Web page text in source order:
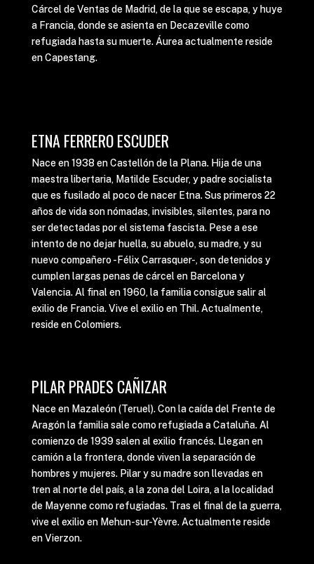
Cárcel de Ventas de Madrid, de la que se escapa, y huye
a Francia, donde se asienta en Decazeville como
refugiada hasta su muerte. Áurea actualmente reside
en Capestang.
ETNA FERRERO ESCUDER
Nace en 1938 en Castellón de la Plana. Hija de una
maestra libertaria, Matilde Escuder, y padre socialista
que es fusilado al poco de nacer Etna. Sus primeros 22
años de vida son nómadas, invisibles, silentes, para no
ser detectadas por el sistema fascista. Pese a ese
intento de no dejar huella, su abuelo, su madre, y su
nuevo compañero -Félix Carrasquer-, son detenidos y
cumplen largas penas de cárcel en Barcelona y
Valencia. Al final en 1960, la familia consigue salir al
exilio de Francia. Vive el exilio en Thil. Actualmente,
reside en Colomiers.
PILAR PRADES CAÑIZAR
Nace en Mazaleón (Teruel). Con la caída del Frente de
Aragón la familia sale como refugiada a Cataluña. Al
comienzo de 1939 salen al exilio francés. Llegan en
camión a la frontera, donde viven la separación de
hombres y mujeres. Pilar y su madre son llevadas en
tren al norte del país, a la zona del Loira, a la localidad
de Mayenne como refugiadas. Tras el final de la guerra,
vive el exilio en Mehun-sur-Yèvre. Actualmente reside
en Vierzon.